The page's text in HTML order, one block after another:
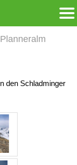
den Schladminger